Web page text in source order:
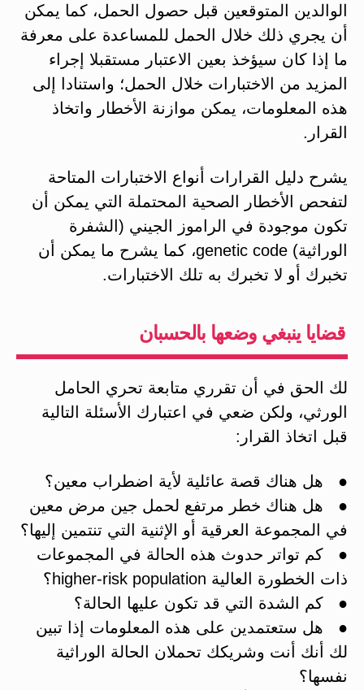
الوالدين المتوقعين قبل حصول الحمل، كما يمكن
أن يجري ذلك خلال الحمل للمساعدة على معرفة
ما إذا كان سيؤخذ بعين الاعتبار مستقبلا إجراء
المزيد من الاختبارات خلال الحمل؛ واستنادا إلى
هذه المعلومات، يمكن موازنة الأخطار واتخاذ
القرار.
يشرح دليل القرارات أنواع الاختبارات المتاحة
لتفحص الأخطار الصحية المحتملة التي يمكن أن
تكون موجودة في الراموز الجيني (الشفرة
الوراثية) genetic code، كما يشرح ما يمكن أن
تخبرك أو لا تخبرك به تلك الاختبارات.
قضايا ينبغي وضعها بالحسبان
لك الحق في أن تقرري متابعة تحري الحامل
الورثي، ولكن ضعي في اعتبارك الأسئلة التالية
قبل اتخاذ القرار:
● هل هناك قصة عائلية لأية اضطراب معين؟
● هل هناك خطر مرتفع لحمل جين مرض معين
في المجموعة العرقية أو الإثنية التي تنتمين إليها؟
● كم تواتر حدوث هذه الحالة في المجموعات
ذات الخطورة العالية higher-risk population؟
● كم الشدة التي قد تكون عليها الحالة؟
● هل ستعتمدين على هذه المعلومات إذا تبين
لك أنك أنت وشريكك تحملان الحالة الوراثية
نفسها؟